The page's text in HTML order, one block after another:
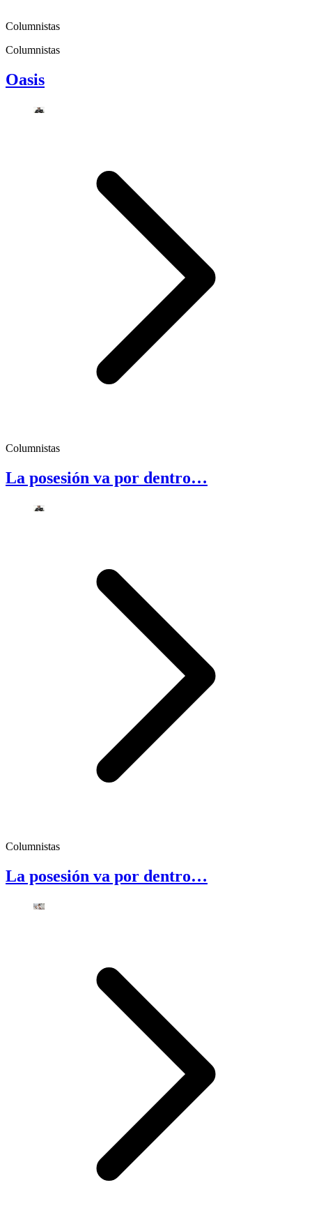
Columnistas
Columnistas
Oasis
Columnistas
La posesión va por dentro…
Columnistas
La posesión va por dentro…